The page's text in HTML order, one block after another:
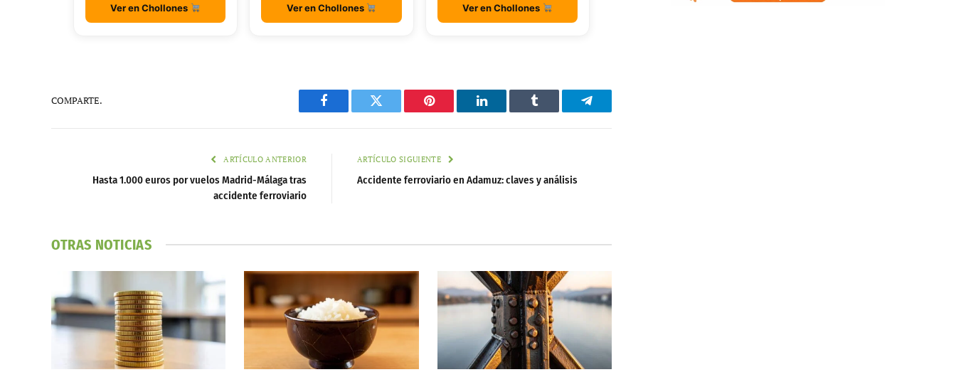
Ver en Chollones Ver en Chollones Ver en Chollones
COMPARTE.
Facebook Twitter Pinterest LinkedIn Tumblr Telegram
ARTÍCULO ANTERIOR
Hasta 1.000 euros por vuelos Madrid-Málaga tras
accidente ferroviario
ARTÍCULO SIGUIENTE
Accidente ferroviario en Adamuz: claves y análisis
OTRAS NOTICIAS